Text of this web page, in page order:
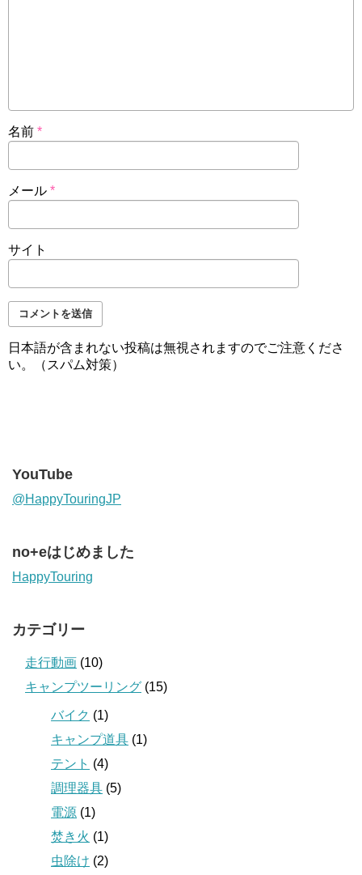
名前 *
メール *
サイト
日本語が含まれない投稿は無視されますのでご注意くださ
い。（スパム対策）
YouTube
@HappyTouringJP
no+eはじめました
HappyTouring
カテゴリー
走行動画 (10)
キャンプツーリング (15)
バイク (1)
キャンプ道具 (1)
テント (4)
調理器具 (5)
電源 (1)
焚き火 (1)
虫除け (2)